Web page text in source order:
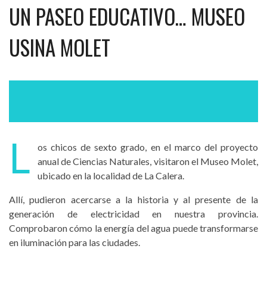
UN PASEO EDUCATIVO… MUSEO
USINA MOLET
L
os chicos de sexto grado, en el marco del proyecto
anual de Ciencias Naturales, visitaron el Museo Molet,
ubicado en la localidad de La Calera.
Allí, pudieron acercarse a la historia y al presente de la
generación de electricidad en nuestra provincia.
Comprobaron cómo la energía del agua puede transformarse
en iluminación para las ciudades.